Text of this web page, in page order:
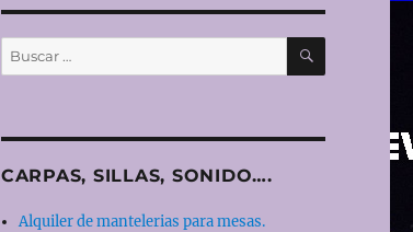
Buscar
por:
BUSCAR
CARPAS, SILLAS, SONIDO….
Alquiler de mantelerias para mesas.